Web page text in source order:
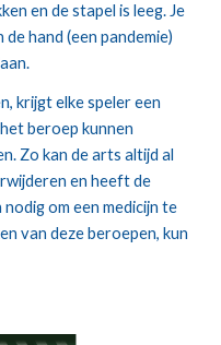
en de stapel is leeg. Je
hand (een pandemie)
krijgt elke speler een
beroep kunnen
Zo kan de arts altijd al
en heeft de
om een medicijn te
van deze beroepen, kun